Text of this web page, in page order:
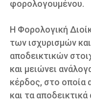
φορολογουμένου.
Η Φορολογική
των ισχυρισμών
αποδεικτικών
και μειώνει
κέρδος, στο οποία
και τα αποδεικτικά